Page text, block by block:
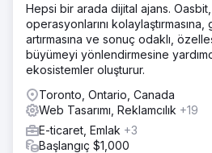
Hepsi bir arada dijital ajans.
operasyonlarını
artırmasına ve sonuç odaklı,
büyümeyi yönlendirmesine
ekosistemler oluşturur.
Toronto, Ontario, Canada
Web Tasarımı, Reklamcılık +19
E-ticaret, Emlak +3
Başlangıç $1,000